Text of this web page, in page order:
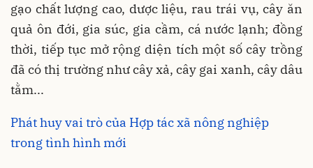
gạo chất lượng cao, dược liệu, rau trái vụ, cây ăn
quả ôn đới, gia súc, gia cầm, cá nước lạnh; đồng
thời, tiếp tục mở rộng diện tích một số cây trồng
đã có thị trường như cây xả, cây gai xanh, cây dâu
tằm...
Phát huy vai trò của Hợp tác xã nông nghiệp
trong tình hình mới